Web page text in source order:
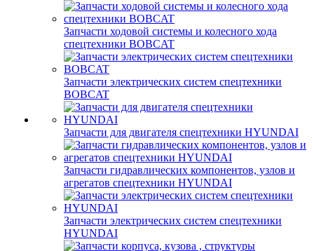
Запчасти ходовой системы и колесного хода
спецтехники BOBCAT
Запчасти электрических систем спецтехники
BOBCAT
Запчасти для двигателя спецтехники HYUNDAI
Запчасти гидравлических компонентов, узлов и
агрегатов спецтехники HYUNDAI
Запчасти электрических систем спецтехники
HYUNDAI